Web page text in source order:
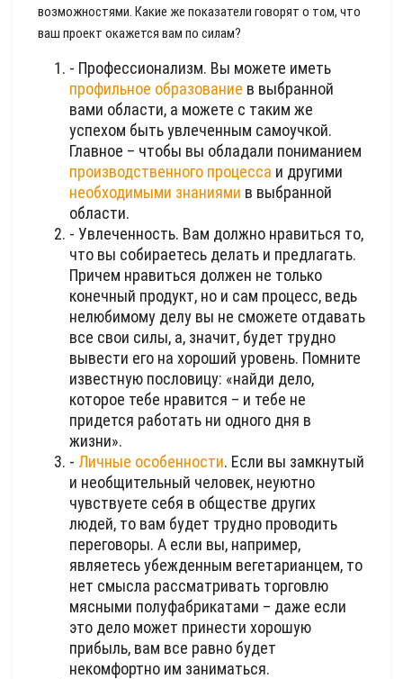
возможностями. Какие же показатели говорят о том, что
ваш проект окажется вам по силам?
- Профессионализм. Вы можете иметь
профильное образование в выбранной
вами области, а можете с таким же
успехом быть увлеченным самоучкой.
Главное – чтобы вы обладали пониманием
производственного процесса и другими
необходимыми знаниями в выбранной
области.
- Увлеченность. Вам должно нравиться то,
что вы собираетесь делать и предлагать.
Причем нравиться должен не только
конечный продукт, но и сам процесс, ведь
нелюбимому делу вы не сможете отдавать
все свои силы, а, значит, будет трудно
вывести его на хороший уровень. Помните
известную пословицу: «найди дело,
которое тебе нравится – и тебе не
придется работать ни одного дня в
жизни».
- Личные особенности. Если вы замкнутый
и необщительный человек, неуютно
чувствуете себя в обществе других
людей, то вам будет трудно проводить
переговоры. А если вы, например,
являетесь убежденным вегетарианцем, то
нет смысла рассматривать торговлю
мясными полуфабрикатами – даже если
это дело может принести хорошую
прибыль, вам все равно будет
некомфортно им заниматься.